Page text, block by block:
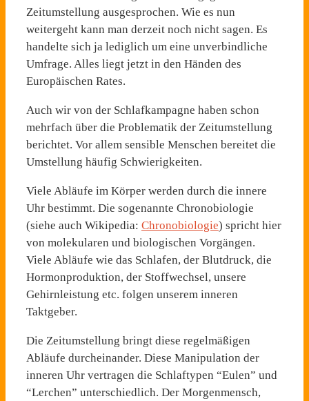
Zeitumstellung ausgesprochen. Wie es nun
weitergeht kann man derzeit noch nicht sagen. Es
handelte sich ja lediglich um eine unverbindliche
Umfrage. Alles liegt jetzt in den Händen des
Europäischen Rates.
Auch wir von der Schlafkampagne haben schon
mehrfach über die Problematik der Zeitumstellung
berichtet. Vor allem sensible Menschen bereitet die
Umstellung häufig Schwierigkeiten.
Viele Abläufe im Körper werden durch die innere
Uhr bestimmt. Die sogenannte Chronobiologie
(siehe auch Wikipedia: Chronobiologie) spricht hier
von molekularen und biologischen Vorgängen.
Viele Abläufe wie das Schlafen, der Blutdruck, die
Hormonproduktion, der Stoffwechsel, unsere
Gehirnleistung etc. folgen unserem inneren
Taktgeber.
Die Zeitumstellung bringt diese regelmäßigen
Abläufe durcheinander. Diese Manipulation der
inneren Uhr vertragen die Schlaftypen “Eulen” und
“Lerchen” unterschiedlich. Der Morgenmensch,